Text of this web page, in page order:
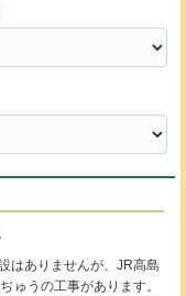
はありませんが、JR高島
ゅうの工事があります。